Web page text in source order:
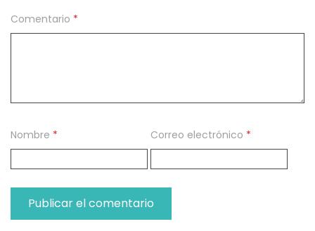
Comentario *
Nombre * Correo electrónico *